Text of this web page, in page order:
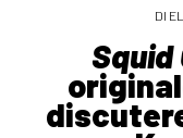
DI
Squid